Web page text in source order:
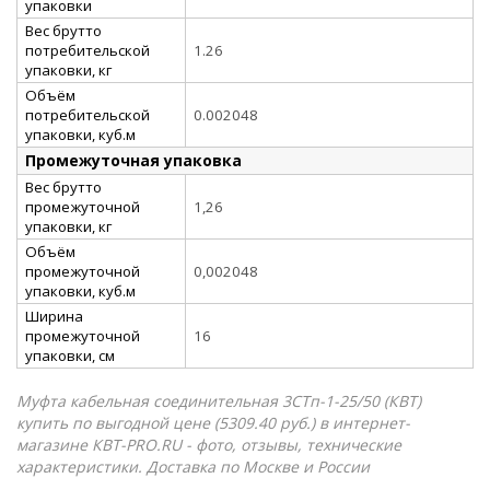
упаковки
Вес брутто
потребительской
упаковки, кг
1.26
Объём
потребительской
упаковки, куб.м
0.002048
Промежуточная упаковка
Вес брутто
промежуточной
упаковки, кг
1,26
Объём
промежуточной
упаковки, куб.м
0,002048
Ширина
промежуточной
упаковки, см
16
Муфта кабельная соединительная 3СТп-1-25/50 (КВТ)
купить по выгодной цене (5309.40 руб.) в интернет-
магазине КВТ-PRO.RU - фото, отзывы, технические
характеристики. Доставка по Москве и России